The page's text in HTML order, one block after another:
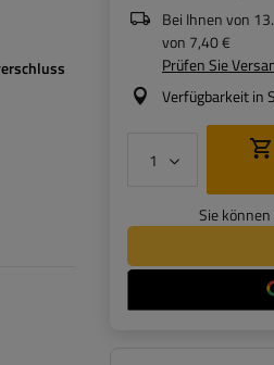
Bei Ihnen von
von 7,40 €
Prüfen Sie
Verfügbarkeit in
Sie